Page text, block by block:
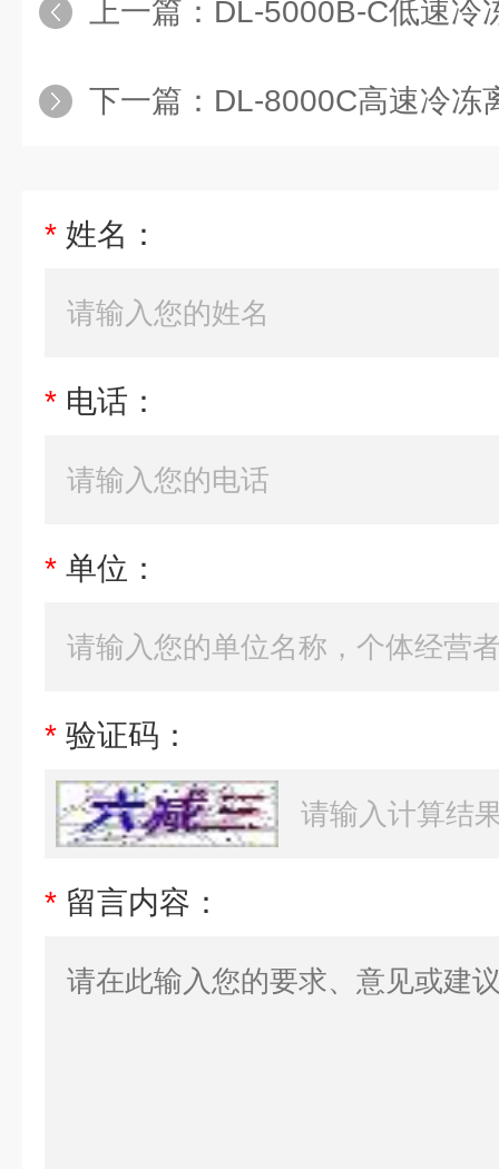
上一篇： DL-5000B-C低速冷
下一篇： DL-8000C高速冷冻
* 姓名：
* 电话：
* 单位：
* 验证码：
* 留言内容：